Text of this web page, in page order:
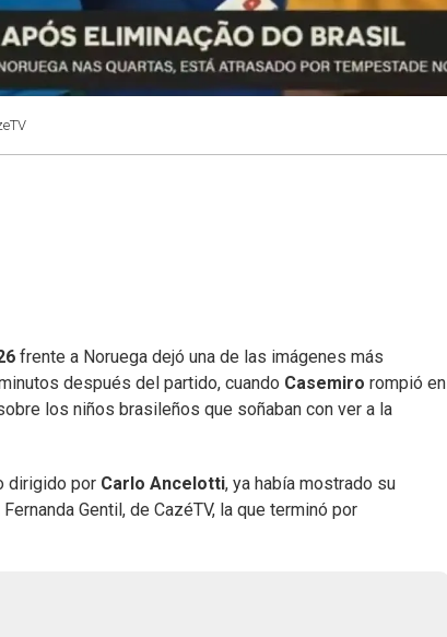
frente a Noruega dejó una de las imágenes más
después del partido, cuando Casemiro rompió en
los niños brasileños que soñaban con ver a la
dirigido por Carlo Ancelotti, ya había mostrado su
Gentil, de CazéTV, la que terminó por